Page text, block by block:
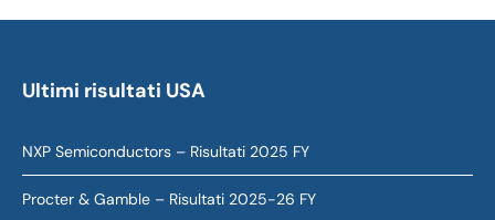
Ultimi risultati USA
NXP Semiconductors – Risultati 2025 FY
Procter & Gamble – Risultati 2025-26 FY